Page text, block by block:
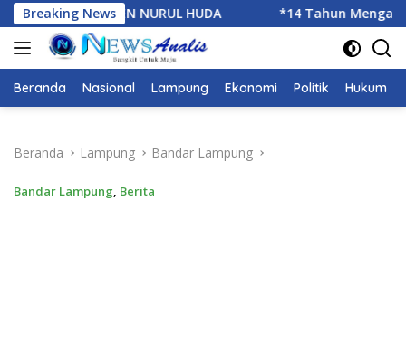
Langsung
ke
konten
Breaking News
HUDA *14 Tahun Mengabdi,IWO Berbagi
Beranda Nasional Lampung Ekonomi Politik Hukum
Beranda Lampung Bandar Lampung
Bandar Lampung, Berita